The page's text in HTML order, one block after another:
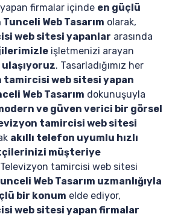
firmalar içinde en güçlü
Web Tasarım olarak,
web sitesi yapanlar arasında
işletmenizi arayan
ulaşıyoruz. Tasarladığımız her
web sitesi yapan
Web Tasarım dokunuşuyla
ve güven verici bir görsel
tamircisi web sitesi
akıllı telefon uyumlu hızlı
müşteriye
tamircisi web sitesi
Web Tasarım uzmanlığıyla
bir konum elde ediyor,
web sitesi yapan firmalar